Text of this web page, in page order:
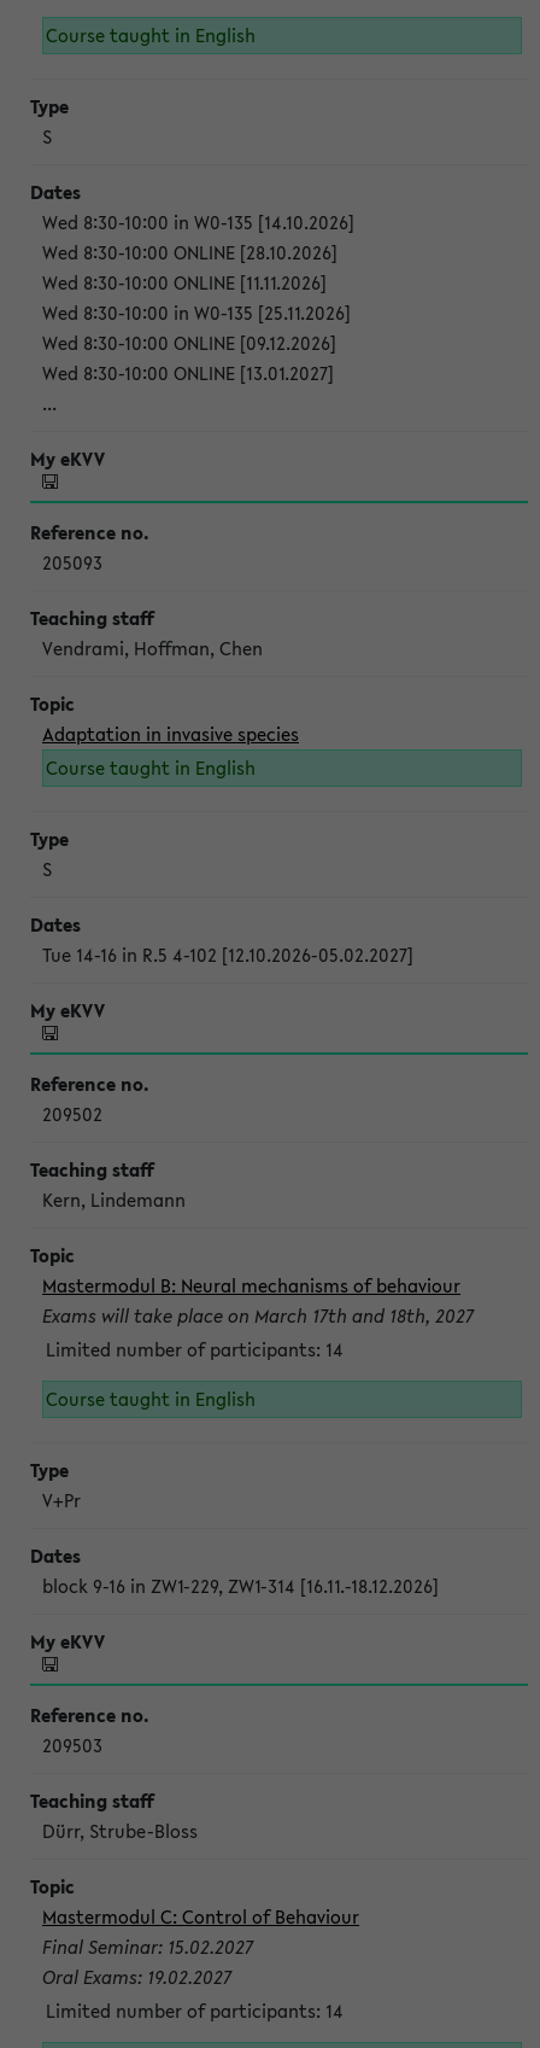
Course taught in English
S
Wed 8:30-10:00 in W0-135 [14.10.2026]
Wed 8:30-10:00 ONLINE [28.10.2026]
Wed 8:30-10:00 ONLINE [11.11.2026]
Wed 8:30-10:00 in W0-135 [25.11.2026]
Wed 8:30-10:00 ONLINE [09.12.2026]
Wed 8:30-10:00 ONLINE [13.01.2027]
...
205093
Vendrami, Hoffman, Chen
Adaptation in invasive species
Course taught in English
S
Tue 14-16 in R.5 4-102 [12.10.2026-05.02.2027]
209502
Kern, Lindemann
Mastermodul B: Neural mechanisms of behaviour
Exams will take place on March 17th and 18th, 2027
Limited number of participants: 14
Course taught in English
V+Pr
block 9-16 in ZW1-229, ZW1-314 [16.11.-18.12.2026]
209503
Dürr, Strube-Bloss
Mastermodul C: Control of Behaviour
Final Seminar: 15.02.2027
Oral Exams: 19.02.2027
Limited number of participants: 14